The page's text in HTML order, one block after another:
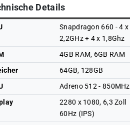
Details
Snapdragon 660 - 4 x
2,2GHz + 4 x 1,8Ghz
4GB RAM, 6GB RAM
64GB, 128GB
Adreno 512 - 850MHz
2280 x 1080, 6,3 Zoll
60Hz (IPS)